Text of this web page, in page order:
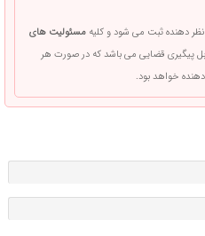
دهنده ثبت می شود و کلیهمسئولیت های
پیگیری قضایی می باشد که در صورت هر
خواهد بود.